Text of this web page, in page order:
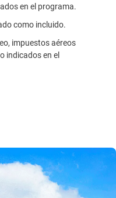
en el programa.
como incluido.
impuestos aéreos
indicados en el